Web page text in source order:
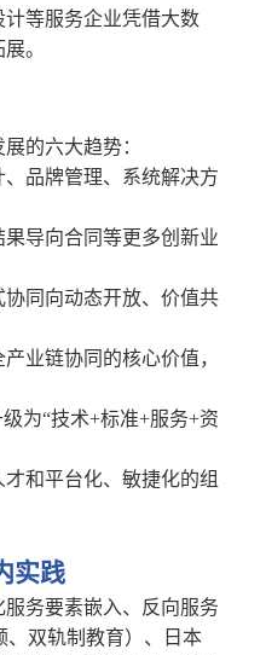
计等服务企业凭借大数
。
的六大趋势：
品牌管理、系统解决方
导向合同等更多创新业
协同向动态开放、价值共
业链协同的核心价值，
为“技术+标准+服务+资
和平台化、敏捷化的组
实践
务要素嵌入、反向服务
、双轨制教育）、日本